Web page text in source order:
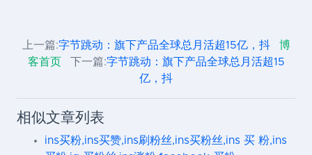
上一篇:字节跳动：旗下产品全球总月活超15亿，抖
博
客首页
下一篇:字节跳动：旗下产品全球总月活超15
亿，抖
相似文章列表
ins买粉,ins买赞,ins刷粉丝,ins买粉丝,ins 买 粉,ins